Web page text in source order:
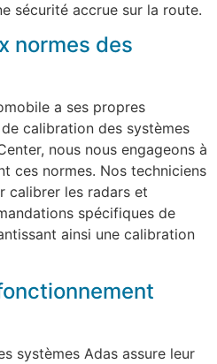
sécurité accrue sur la route.
normes des
a ses propres
calibration des systèmes
nous nous engageons à
ces normes. Nos techniciens
calibrer les radars et
spécifiques de
ainsi une calibration
systèmes Adas assure leur